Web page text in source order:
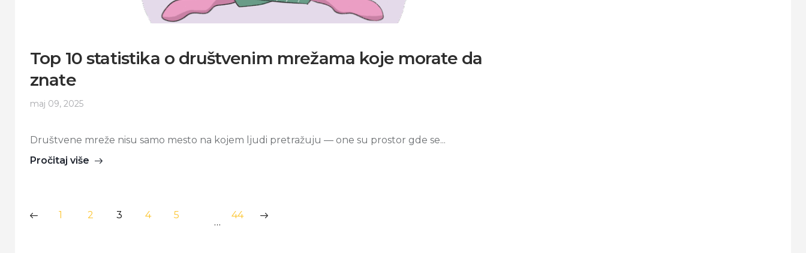
Top 10 statistika o društvenim mrežama koje morate da
znate
maj 09, 2025
Društvene mreže nisu samo mesto na kojem ljudi pretražuju — one su prostor gde se...
Pročitaj više
1 2 3 4 5
…
44